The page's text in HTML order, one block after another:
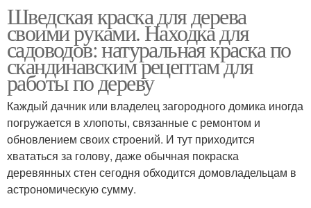
Краска для наружных
работ
Финская краска
Самодельная краска
Масляная краска Фасадная краска
Шведская краска для дерева
своими руками. Находка для
садоводов: натуральная краска по
скандинавским рецептам для
работы по дереву
Каждый дачник или владелец загородного домика иногда
погружается в хлопоты, связанные с ремонтом и
обновлением своих строений. И тут приходится
хвататься за голову, даже обычная покраска
деревянных стен сегодня обходится домовладельцам в
астрономическую сумму.